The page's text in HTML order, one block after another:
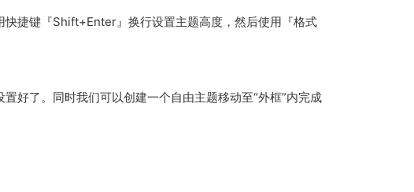
捷键『Shift+Enter』换行设置主题高度，然后使用『格式
好了。同时我们可以创建一个自由主题移动至“外框”内完成